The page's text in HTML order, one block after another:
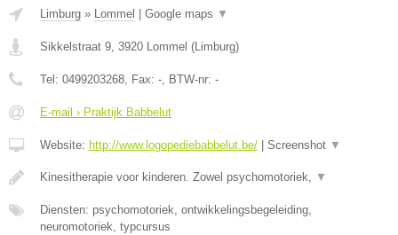
Limburg » Lommel Google maps ▼
Sikkelstraat 9, 3920 Lommel (Limburg)
Tel: 0499203268, Fax: -, BTW-nr: -
E-mail › Praktijk Babbelut
Website: http://www.logopediebabbelut.be/ Screenshot ▼
Kinesitherapie voor kinderen. Zowel psychomotoriek, ▼
Diensten: psychomotoriek, ontwikkelingsbegeleiding,
neuromotoriek, typcursus